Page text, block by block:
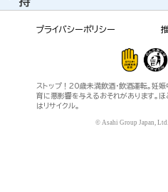
プライバシーポリシー
ストップ！20歳未満飲酒・飲酒運転。妊
育に悪影響を与えるおそれがあります。ほ
はリサイクル。
© Asahi Group Japan,